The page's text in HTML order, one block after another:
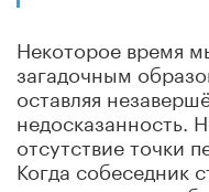
Некоторое время
загадочным
оставляя
недосказанность.
отсутствие точки
Когда собеседник